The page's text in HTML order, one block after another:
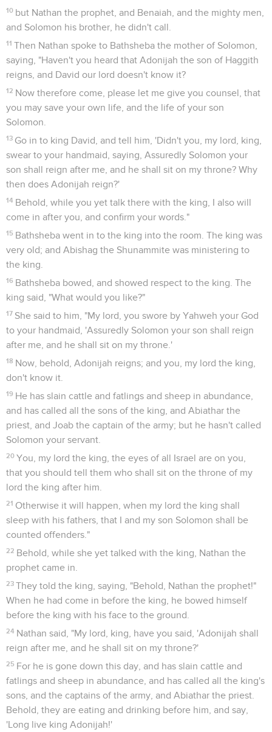
10 but Nathan the prophet, and Benaiah, and the mighty men,
and Solomon his brother, he didn't call.
11 Then Nathan spoke to Bathsheba the mother of Solomon,
saying, "Haven't you heard that Adonijah the son of Haggith
reigns, and David our lord doesn't know it?
12 Now therefore come, please let me give you counsel, that
you may save your own life, and the life of your son
Solomon.
13 Go in to king David, and tell him, 'Didn't you, my lord, king,
swear to your handmaid, saying, Assuredly Solomon your
son shall reign after me, and he shall sit on my throne? Why
then does Adonijah reign?'
14 Behold, while you yet talk there with the king, I also will
come in after you, and confirm your words."
15 Bathsheba went in to the king into the room. The king was
very old; and Abishag the Shunammite was ministering to
the king.
16 Bathsheba bowed, and showed respect to the king. The
king said, "What would you like?"
17 She said to him, "My lord, you swore by Yahweh your God
to your handmaid, 'Assuredly Solomon your son shall reign
after me, and he shall sit on my throne.'
18 Now, behold, Adonijah reigns; and you, my lord the king,
don't know it.
19 He has slain cattle and fatlings and sheep in abundance,
and has called all the sons of the king, and Abiathar the
priest, and Joab the captain of the army; but he hasn't called
Solomon your servant.
20 You, my lord the king, the eyes of all Israel are on you,
that you should tell them who shall sit on the throne of my
lord the king after him.
21 Otherwise it will happen, when my lord the king shall
sleep with his fathers, that I and my son Solomon shall be
counted offenders."
22 Behold, while she yet talked with the king, Nathan the
prophet came in.
23 They told the king, saying, "Behold, Nathan the prophet!"
When he had come in before the king, he bowed himself
before the king with his face to the ground.
24 Nathan said, "My lord, king, have you said, 'Adonijah shall
reign after me, and he shall sit on my throne?'
25 For he is gone down this day, and has slain cattle and
fatlings and sheep in abundance, and has called all the king's
sons, and the captains of the army, and Abiathar the priest.
Behold, they are eating and drinking before him, and say,
'Long live king Adonijah!'